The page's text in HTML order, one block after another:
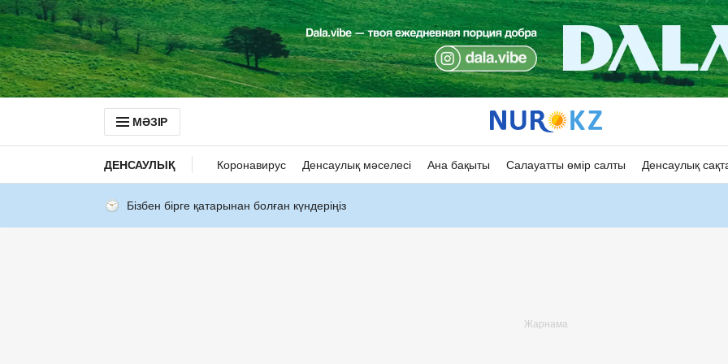
МӘЗІР
ДЕНСАУЛЫҚ Коронавирус Денсаулық мәселесі Ана бақыты Салауатты өмір салты Денсаулық
Бізбен бірге қатарынан болған күндеріңіз